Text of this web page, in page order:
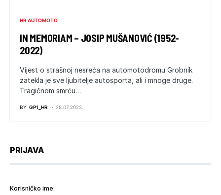
HR AUTOMOTO
IN MEMORIAM – JOSIP MUŠANOVIĆ (1952-
2022)
Vijest o strašnoj nesreća na automotodromu Grobnik
zatekla je sve ljubitelje autosporta, ali i mnoge druge.
Tragičnom smrću…
BY GP1_HR 28.07.2022.
PRIJAVA
Korisničko ime: